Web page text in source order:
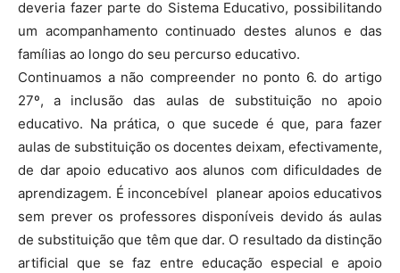
deveria fazer parte do Sistema Educativo, possibilitando
um acompanhamento continuado destes alunos e das
famílias ao longo do seu percurso educativo.
Continuamos a não compreender no ponto 6. do artigo
27º, a inclusão das aulas de substituição no apoio
educativo. Na prática, o que sucede é que, para fazer
aulas de substituição os docentes deixam, efectivamente,
de dar apoio educativo aos alunos com dificuldades de
aprendizagem. É inconcebível planear apoios educativos
sem prever os professores disponíveis devido ás aulas
de substituição que têm que dar. O resultado da distinção
artificial que se faz entre educação especial e apoio